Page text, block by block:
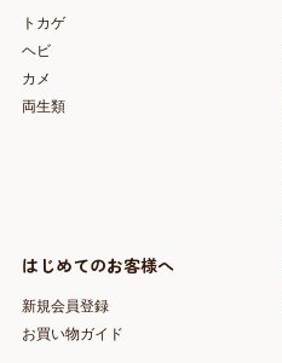
トカゲ
ヘビ
カメ
両生類
はじめてのお客様へ
新規会員登録
お買い物ガイド